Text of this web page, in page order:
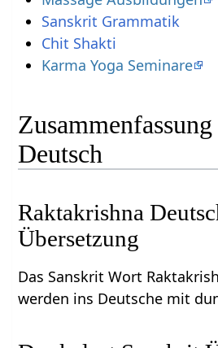
Sanskrit Grammatik
Chit Shakti
Karma Yoga Seminare
Deutsch
Raktakrishna
Übersetzung
Das Sanskrit Wort
werden ins Deutsche mit